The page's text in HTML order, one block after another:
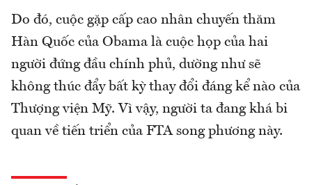
Do đó, cuộc gặp cấp cao nhân chuyến thăm
Hàn Quốc của Obama là cuộc họp của hai
người đứng đầu chính phủ, dường như sẽ
không thúc đẩy bất kỳ thay đổi đáng kể nào của
Thượng viện Mỹ. Vì vậy, người ta đang khá bi
quan về tiến triển của FTA song phương này.